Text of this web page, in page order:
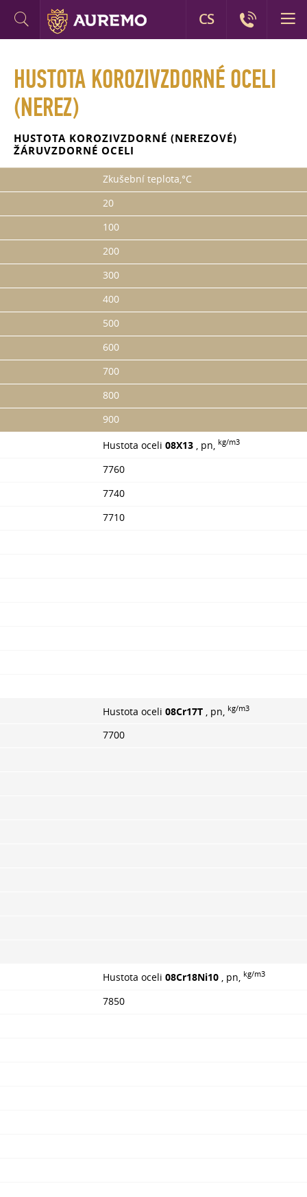
HUSTOTA KOROZIVZDORNÉ OCELI
(NEREZ)
HUSTOTA KOROZIVZDORNÉ (NEREZOVÉ)
ŽÁRUVZDORNÉ OCELI
Zkušební teplota,°C
20
100
200
300
400
500
600
700
800
900
Hustota oceli 08X13 , pn, kg/m3
7760
7740
7710
Hustota oceli 08Cr17T , pn, kg/m3
7700
Hustota oceli 08Cr18Ni10 , pn, kg/m3
7850
CS